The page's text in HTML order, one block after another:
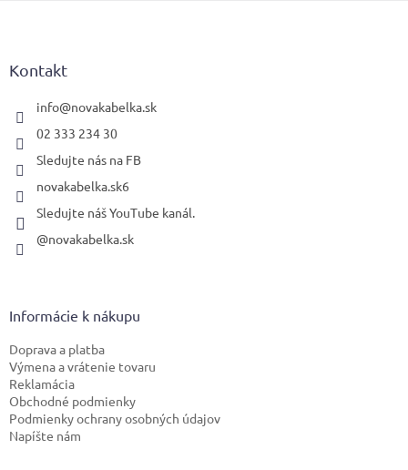
Kontakt
info@novakabelka.sk
02 333 234 30
Sledujte nás na FB
novakabelka.sk6
Sledujte náš YouTube kanál.
@novakabelka.sk
Informácie k nákupu
Doprava a platba
Výmena a vrátenie tovaru
Reklamácia
Obchodné podmienky
Podmienky ochrany osobných údajov
Napíšte nám